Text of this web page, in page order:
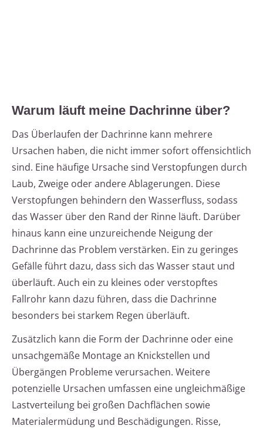
Warum läuft meine Dachrinne über?
Das Überlaufen der Dachrinne kann mehrere
Ursachen haben, die nicht immer sofort offensichtlich
sind. Eine häufige Ursache sind Verstopfungen durch
Laub, Zweige oder andere Ablagerungen. Diese
Verstopfungen behindern den Wasserfluss, sodass
das Wasser über den Rand der Rinne läuft. Darüber
hinaus kann eine unzureichende Neigung der
Dachrinne das Problem verstärken. Ein zu geringes
Gefälle führt dazu, dass sich das Wasser staut und
überläuft. Auch ein zu kleines oder verstopftes
Fallrohr kann dazu führen, dass die Dachrinne
besonders bei starkem Regen überläuft.
Zusätzlich kann die Form der Dachrinne oder eine
unsachgemäße Montage an Knickstellen und
Übergängen Probleme verursachen. Weitere
potenzielle Ursachen umfassen eine ungleichmäßige
Lastverteilung bei großen Dachflächen sowie
Materialermüdung und Beschädigungen. Risse,